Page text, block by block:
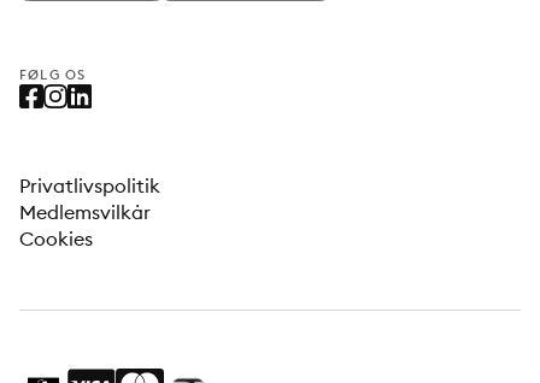
FØLG OS
Privatlivspolitik
Medlemsvilkår
Cookies